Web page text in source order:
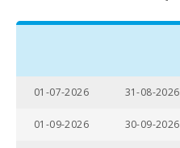
ПАРК МАЙОРКА
ДЖУНГЛІ (км):
Парк Катманду
01-07-2026 31-08-2026
01-09-2026 30-09-2026